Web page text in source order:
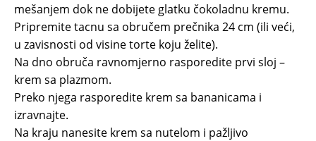
mešanjem dok ne dobijete glatku čokoladnu kremu.
Pripremite tacnu sa obručem prečnika 24 cm (ili veći,
u zavisnosti od visine torte koju želite).
Na dno obruča ravnomjerno rasporedite prvi sloj –
krem sa plazmom.
Preko njega rasporedite krem sa bananicama i
izravnajte.
Na kraju nanesite krem sa nutelom i pažljivo